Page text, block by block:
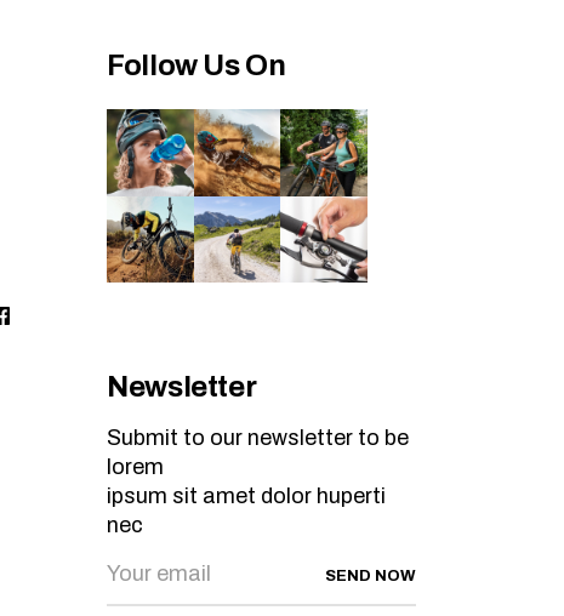
Follow Us On
Newsletter
Submit to our newsletter to be
lorem
ipsum sit amet dolor huperti
nec
SEND NOW